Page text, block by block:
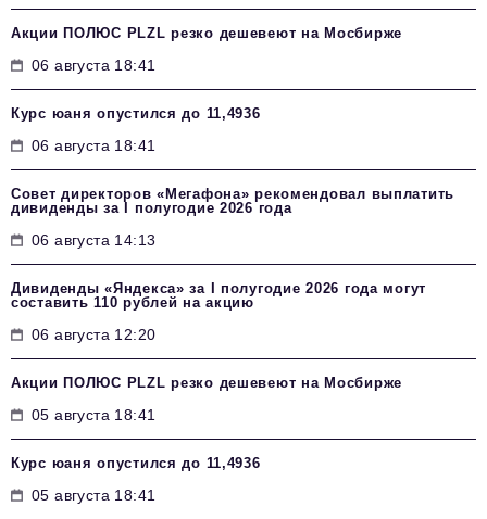
Акции ПОЛЮС PLZL резко дешевеют на Мосбирже
06 августа 18:41
Курс юаня опустился до 11,4936
06 августа 18:41
Совет директоров «Мегафона» рекомендовал выплатить
дивиденды за I полугодие 2026 года
06 августа 14:13
Дивиденды «Яндекса» за I полугодие 2026 года могут
составить 110 рублей на акцию
06 августа 12:20
Акции ПОЛЮС PLZL резко дешевеют на Мосбирже
05 августа 18:41
Курс юаня опустился до 11,4936
05 августа 18:41